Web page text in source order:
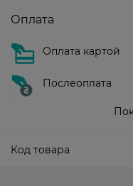
Оплата
Оплата картой
Послеоплата
Код товара